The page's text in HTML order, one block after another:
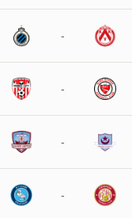
-
-
-
-